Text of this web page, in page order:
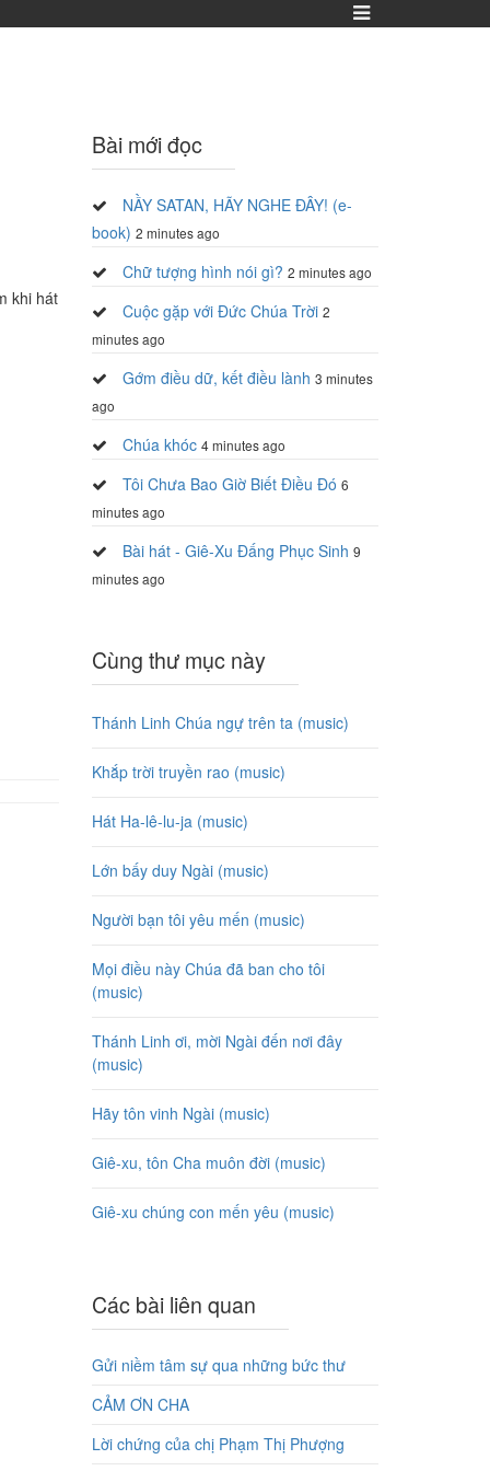
khi hát
Bài mới đọc
NẦY SATAN, HÃY NGHE ĐÂY! (e-
book) 2 minutes ago
Chữ tượng hình nói gì? 2 minutes ago
Cuộc gặp với Đức Chúa Trời 2
minutes ago
Gớm điều dữ, kết điều lành 3 minutes
ago
Chúa khóc 4 minutes ago
Tôi Chưa Bao Giờ Biết Điều Đó 6
minutes ago
Bài hát - Giê-Xu Đấng Phục Sinh 9
minutes ago
Cùng thư mục này
Thánh Linh Chúa ngự trên ta (music)
Khắp trời truyền rao (music)
Hát Ha-lê-lu-ja (music)
Lớn bấy duy Ngài (music)
Người bạn tôi yêu mến (music)
Mọi điều này Chúa đã ban cho tôi
(music)
Thánh Linh ơi, mời Ngài đến nơi đây
(music)
Hãy tôn vinh Ngài (music)
Giê-xu, tôn Cha muôn đời (music)
Giê-xu chúng con mến yêu (music)
Các bài liên quan
Gửi niềm tâm sự qua những bức thư
CẢM ƠN CHA
Lời chứng của chị Phạm Thị Phượng